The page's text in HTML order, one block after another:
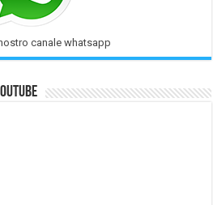
canale whatsapp